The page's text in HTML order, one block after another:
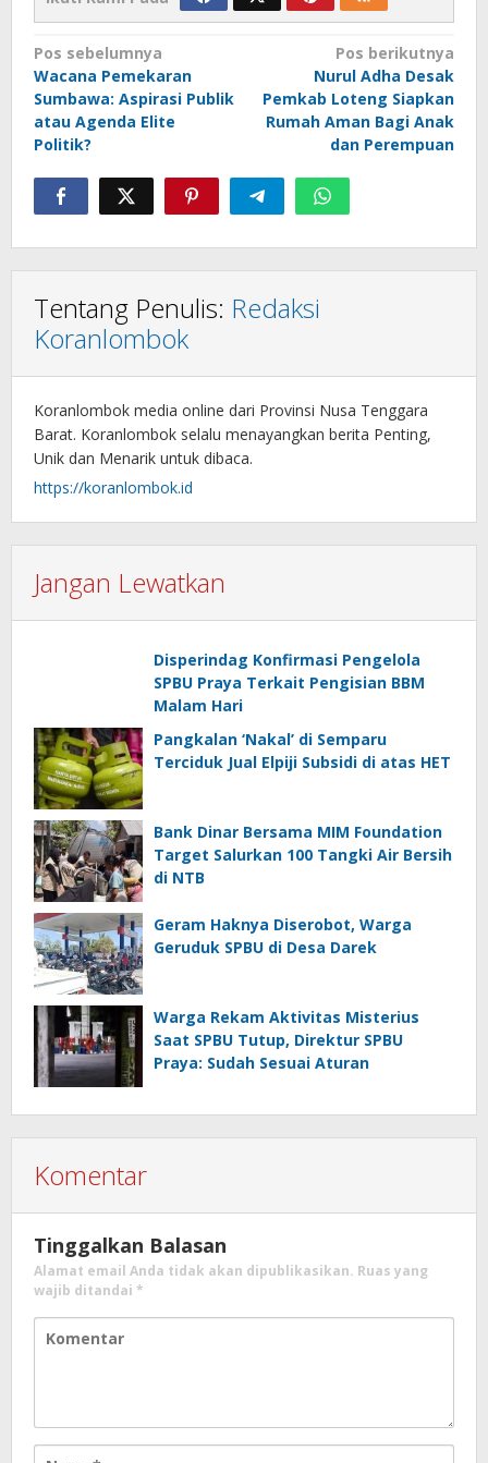
Navigasi
pos
Pos sebelumnya
Wacana Pemekaran
Sumbawa: Aspirasi Publik
atau Agenda Elite
Politik?
Pos berikutnya
Nurul Adha Desak
Pemkab Loteng Siapkan
Rumah Aman Bagi Anak
dan Perempuan
Tentang Penulis: Redaksi
Koranlombok
Koranlombok media online dari Provinsi Nusa Tenggara
Barat. Koranlombok selalu menayangkan berita Penting,
Unik dan Menarik untuk dibaca.
https://koranlombok.id
Jangan Lewatkan
Disperindag Konfirmasi Pengelola
SPBU Praya Terkait Pengisian BBM
Malam Hari
Pangkalan ‘Nakal’ di Semparu
Terciduk Jual Elpiji Subsidi di atas HET
Bank Dinar Bersama MIM Foundation
Target Salurkan 100 Tangki Air Bersih
di NTB
Geram Haknya Diserobot, Warga
Geruduk SPBU di Desa Darek
Warga Rekam Aktivitas Misterius
Saat SPBU Tutup, Direktur SPBU
Praya: Sudah Sesuai Aturan
Komentar
Tinggalkan Balasan
Alamat email Anda tidak akan dipublikasikan. Ruas yang
wajib ditandai *